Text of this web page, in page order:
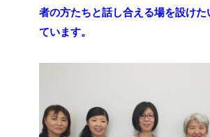
者の方たちと話し合える場を設けた
ています。